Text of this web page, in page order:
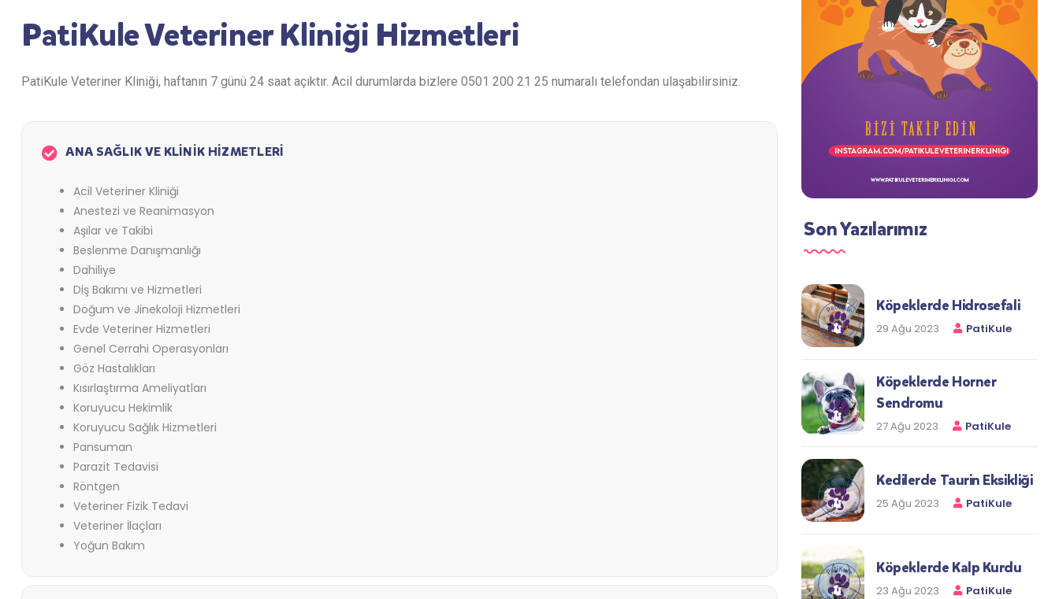
PatiKule Veteriner Kliniği Hizmetleri
PatiKule Veteriner Kliniği, haftanın 7 günü 24 saat açıktır. Acil durumlarda bizlere 0501 200 21 25 numaralı telefondan ulaşabilirsiniz.
ANA SAĞLIK VE KLİNİK HİZMETLERİ
Acil Veteriner Kliniği
Anestezi ve Reanimasyon
Aşılar ve Takibi
Beslenme Danışmanlığı
Dahiliye
Diş Bakımı ve Hizmetleri
Doğum ve Jinekoloji Hizmetleri
Evde Veteriner Hizmetleri
Genel Cerrahi Operasyonları
Göz Hastalıkları
Kısırlaştırma Ameliyatları
Koruyucu Hekimlik
Koruyucu Sağlık Hizmetleri
Pansuman
Parazit Tedavisi
Röntgen
Veteriner Fizik Tedavi
Veteriner İlaçları
Yoğun Bakım
Son Yazılarımız
Köpeklerde Hidrosefali
29 Ağu 2023 PatiKule
Köpeklerde Horner
Sendromu
27 Ağu 2023 PatiKule
Kedilerde Taurin Eksikliği
25 Ağu 2023 PatiKule
Köpeklerde Kalp Kurdu
23 Ağu 2023 PatiKule